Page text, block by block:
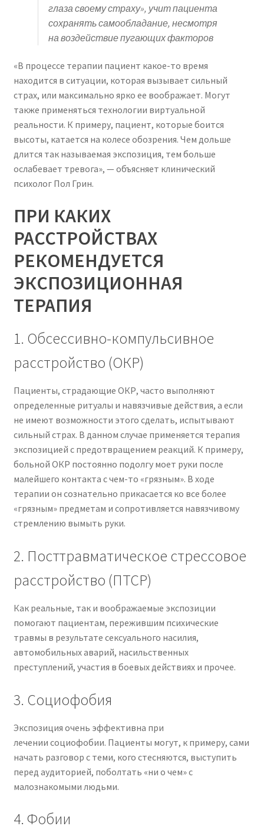
глаза своему страху», учит пациента
сохранять самообладание, несмотря
на воздействие пугающих факторов
«В процессе терапии пациент какое-то время
находится в ситуации, которая вызывает сильный
страх, или максимально ярко ее воображает. Могут
также применяться технологии виртуальной
реальности. К примеру, пациент, которые боится
высоты, катается на колесе обозрения. Чем дольше
длится так называемая экспозиция, тем больше
ослабевает тревога», — объясняет клинический
психолог Пол Грин.
ПРИ КАКИХ
РАССТРОЙСТВАХ
РЕКОМЕНДУЕТСЯ
ЭКСПОЗИЦИОННАЯ
ТЕРАПИЯ
1. Обсессивно-компульсивное
расстройство (ОКР)
Пациенты, страдающие ОКР, часто выполняют
определенные ритуалы и навязчивые действия, а если
не имеют возможности этого сделать, испытывают
сильный страх. В данном случае применяется терапия
экспозицией с предотвращением реакций. К примеру,
больной ОКР постоянно подолгу моет руки после
малейшего контакта с чем-то «грязным». В ходе
терапии он сознательно прикасается ко все более
«грязным» предметам и сопротивляется навязчивому
стремлению вымыть руки.
2. Посттравматическое стрессовое
расстройство (ПТСР)
Как реальные, так и воображаемые экспозиции
помогают пациентам, пережившим психические
травмы в результате сексуального насилия,
автомобильных аварий, насильственных
преступлений, участия в боевых действиях и прочее.
3. Социофобия
Экспозиция очень эффективна при
лечении социофобии. Пациенты могут, к примеру, сами
начать разговор с теми, кого стесняются, выступить
перед аудиторией, поболтать «ни о чем» с
малознакомыми людьми.
4. Фобии